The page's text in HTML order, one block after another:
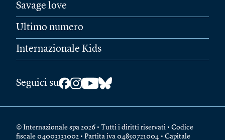
Savage love
Ultimo numero
Internazionale Kids
Seguici su
© Internazionale spa 2026 • Tutti i diritti riservati • Codice
fiscale 04003131002 • Partita iva 04850721004 • Capitale